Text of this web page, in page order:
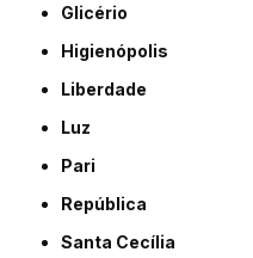
Glicério
Higienópolis
Liberdade
Luz
Pari
República
Santa Cecília